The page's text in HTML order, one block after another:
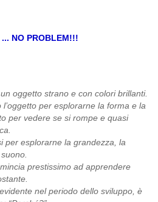
NO PROBLEM!!!
oggetto strano e con colori brillanti.
per esplorarne la forma e la
per vedere se si rompe e quasi
per esplorarne la grandezza, la
prestissimo ad apprendere
nel periodo dello sviluppo, è